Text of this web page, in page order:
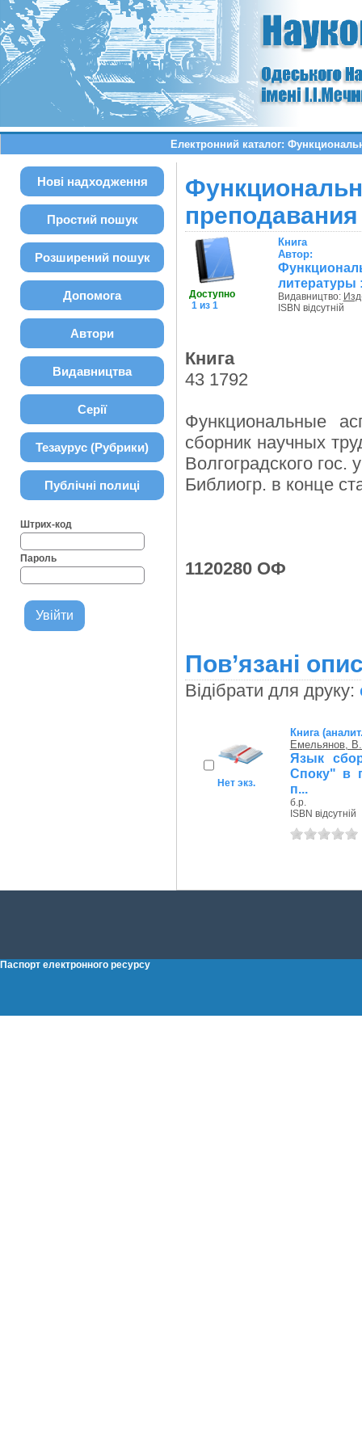
Електронний каталог:
Нові надходження
Простий пошук
Розширений пошук
Допомога
Автори
Видавництва
Серії
Тезаурус (Рубрики)
Публічні полиці
Штрих-код
Пароль
Доступно
1 из 1
Книга
Автор:
литературы
Видавництво:
ISBN відсутній
Книга
43 1792
Функциональные
сборник научных
Волгоградского гос.
Библиогр. в конце
1120280 ОФ
Пов’язані
Відібрати для друку:
Нет экз.
Книга
Емельянов,
Язык
Споку" в
п...
б.р.
ISBN відсутній
Паспорт електронного ресурсу